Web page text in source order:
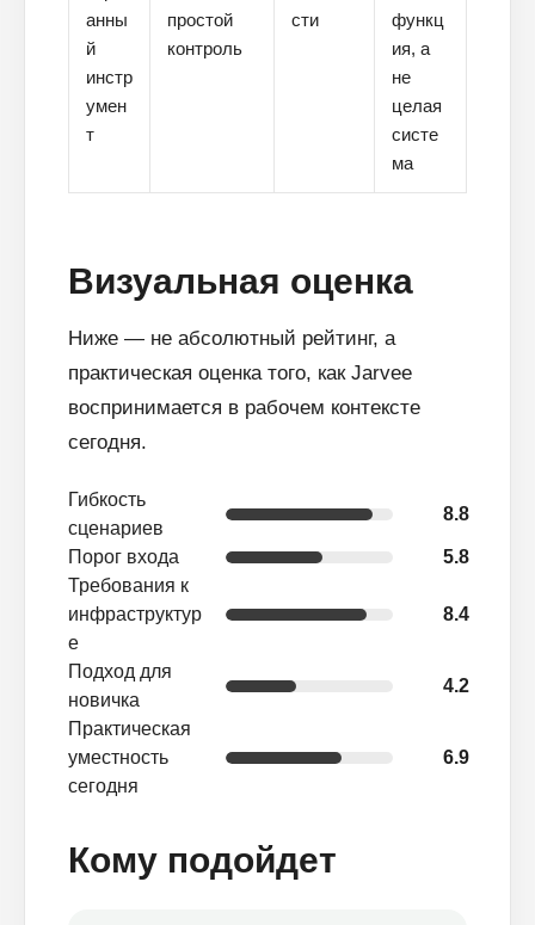
анны
й
инстр
умен
т
простой
контроль
сти
функц
ия, а
не
целая
систе
ма
Визуальная оценка
Ниже — не абсолютный рейтинг, а
практическая оценка того, как Jarvee
воспринимается в рабочем контексте
сегодня.
Гибкость
сценариев
8.8
Порог входа
5.8
Требования к
инфраструктур
е
8.4
Подход для
новичка
4.2
Практическая
уместность
сегодня
6.9
Кому подойдет